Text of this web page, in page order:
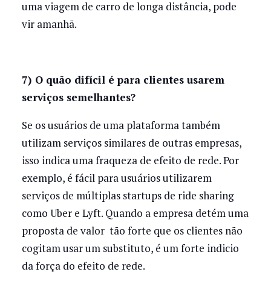
uma viagem de carro de longa distância, pode
vir amanhã.
7) O quão difícil é para clientes usarem
serviços semelhantes?
Se os usuários de uma plataforma também
utilizam serviços similares de outras empresas,
isso indica uma fraqueza de efeito de rede. Por
exemplo, é fácil para usuários utilizarem
serviços de múltiplas startups de ride sharing
como Uber e Lyft. Quando a empresa detém uma
proposta de valor tão forte que os clientes não
cogitam usar um substituto, é um forte indicio
da força do efeito de rede.